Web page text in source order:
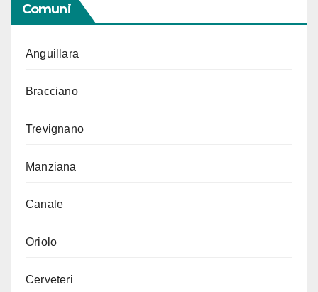
Comuni
Anguillara
Bracciano
Trevignano
Manziana
Canale
Oriolo
Cerveteri